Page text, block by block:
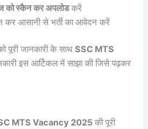
को स्कैन कर अपलोडकरें
आसानी से भर्ती का आवेदन करें
पूरी जानकारी के साथSSC MTS
इस आर्टिकल में साझा की जिसे पढ़कर
MTS Vacancy 2025 की पूरी